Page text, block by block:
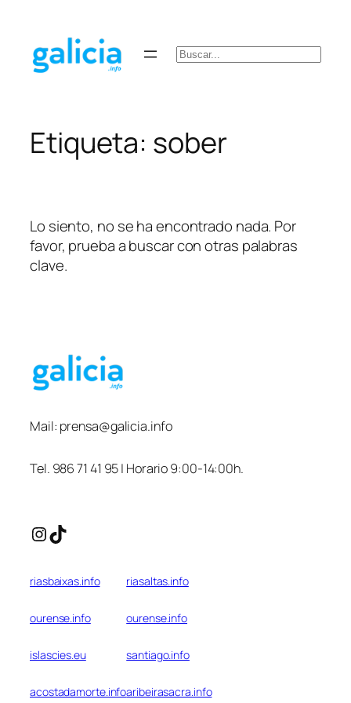
contenido
Buscar
Etiqueta: sober
Lo siento, no se ha encontrado nada. Por
favor, prueba a buscar con otras palabras
clave.
Mail: prensa@galicia.info
Tel. 986 71 41 95 | Horario 9:00-14:00h.
Instagram
TikTok
riasbaixas.info riasaltas.info
ourense.info ourense.info
islascies.eu santiago.info
acostadamorte.infoaribeirasacra.info